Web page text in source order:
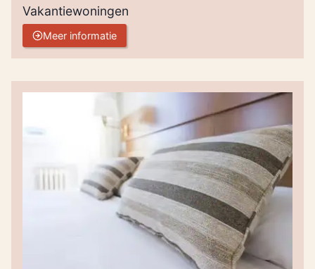
Vakantiewoningen
Meer informatie